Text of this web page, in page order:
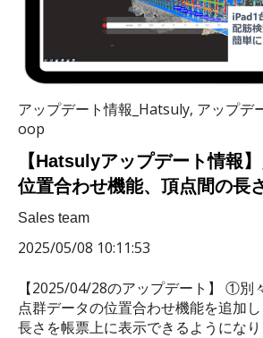
アップデート情報_Hatsuly, アップデ
oop
【Hatsulyアップデート情報
位置合わせ機能、頂点間の長
Sales team
2025/05/08 10:11:53
【2025/04/28のアップデート】 ①別
点群データの位置合わせ機能を追加
長さを帳票上に表示できるようにな